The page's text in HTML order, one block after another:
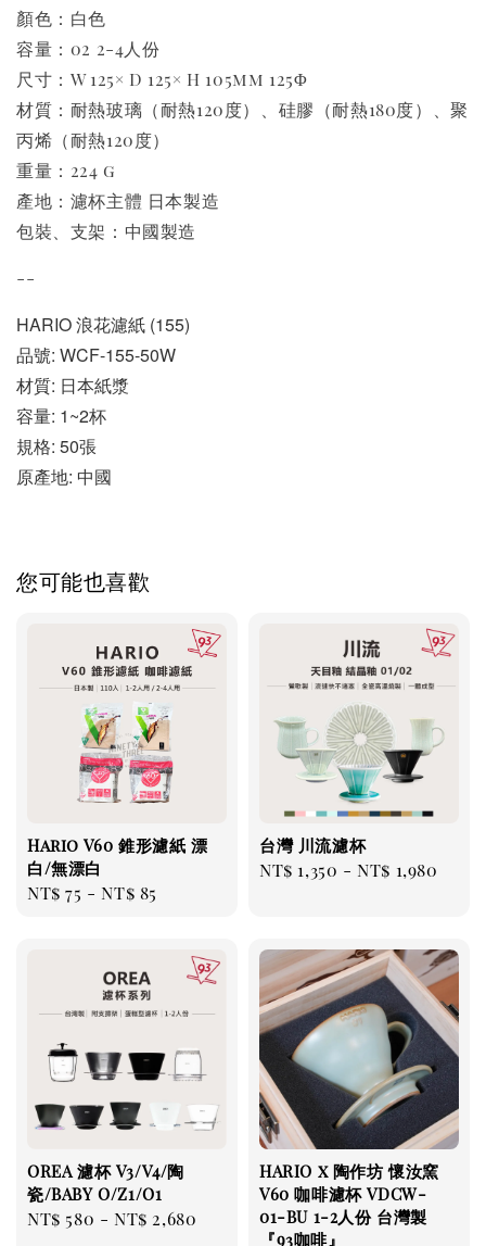
顏色：白色
容量：02 2-4人份
尺寸：W 125× D 125× H 105mm 125Φ
材質：耐熱玻璃（耐熱120度）、硅膠（耐熱180度）、聚
丙烯（耐熱120度）
重量：224 g
產地：濾杯主體 日本製造
包裝、支架：中國製造
--
HARIO 浪花濾紙 (155)
品號: WCF-155-50W
材質: 日本紙漿
容量: 1~2杯
規格: 50張
原產地: 中國
您可能也喜歡
Hario V60 錐形濾紙 漂
白/無漂白
Regular
NT$ 75 -NT$ 85
台灣 川流濾杯
Regular
NT$ 1,350 -NT$ 1,980
OREA 濾杯 V3/V4/陶
瓷/BABY O/Z1/O1
Regular
NT$ 580 -NT$ 2,680
HARIO x 陶作坊 懷汝窯
V60 咖啡濾杯 VDCW-
01-BU 1-2人份 台灣製
『93咖啡』